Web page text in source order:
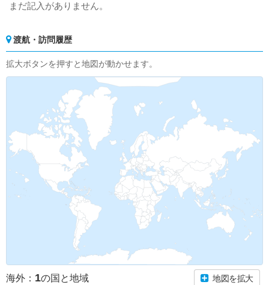
まだ記入がありません。
渡航・訪問履歴
拡大ボタンを押すと地図が動かせます。
海外： 1の国と地域 地図を拡大